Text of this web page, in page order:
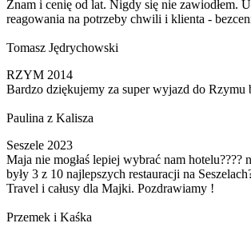
Znam i cenię od lat. Nigdy się nie zawiodłem.
reagowania na potrzeby chwili i klienta -
Tomasz Jędrychowski
RZYM 2014
Bardzo dziękujemy za super wyjazd do Rzymu
Paulina z Kalisza
Seszele 2023
Maja nie mogłaś lepiej wybrać nam hotelu????
były 3 z 10 najlepszych restauracji na
Travel i całusy dla Majki. Pozdrawiamy !
Przemek i Kaśka